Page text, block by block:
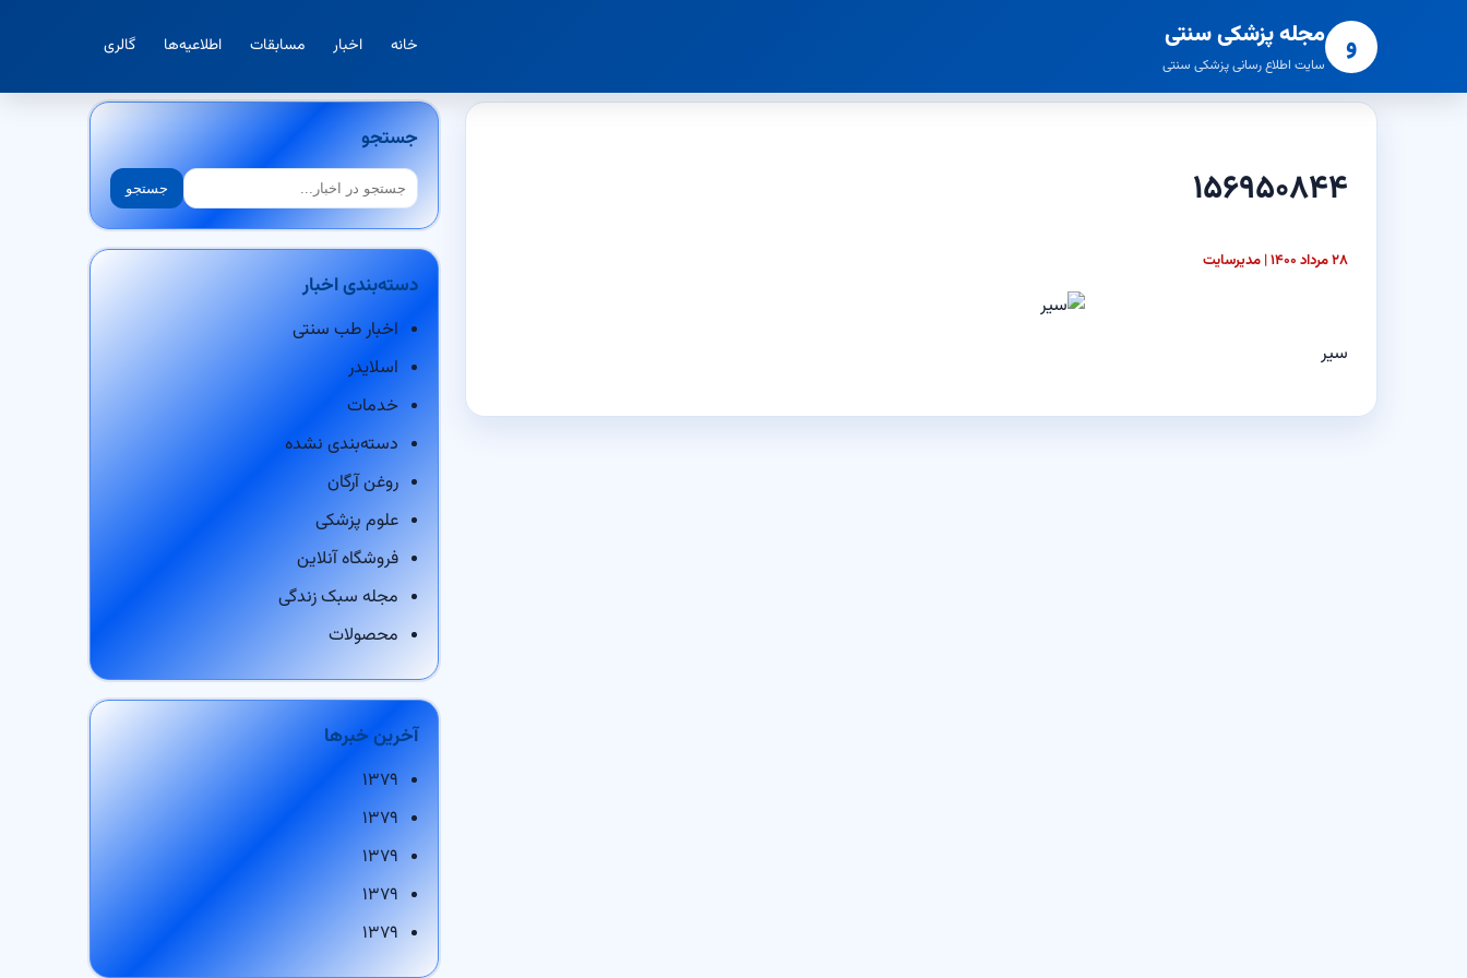
و مجله پزشکی سنتی
سایت اطلاع رسانی پزشکی سنتی
خانه اخبار مسابقات اطلاعیه‌ها گالری
۱۵۶۹۵۰۸۴۴
۲۸ مرداد ۱۴۰۰ | مدیرسایت
سیر
جستجو
جستجو جستجو
دسته‌بندی اخبار
اخبار طب سنتی
اسلایدر
خدمات
دسته‌بندی نشده
روغن آرگان
علوم پزشکی
فروشگاه آنلاین
مجله سبک زندگی
محصولات
آخرین خبرها
۱۳۷۹
۱۳۷۹
۱۳۷۹
۱۳۷۹
۱۳۷۹